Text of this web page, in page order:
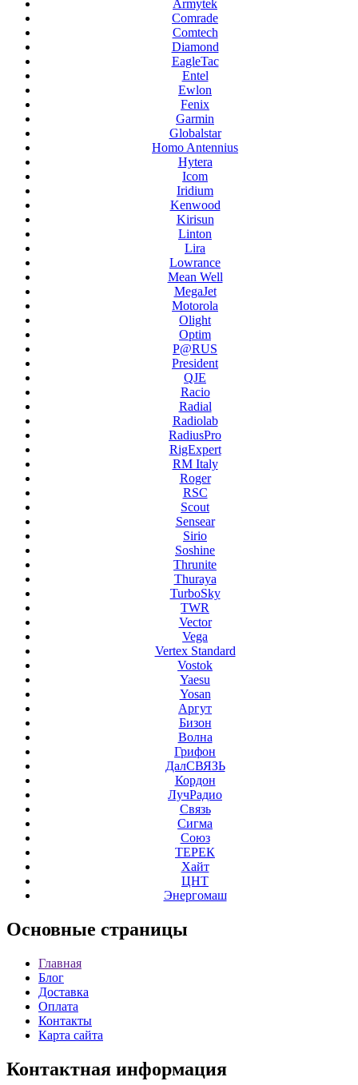
Armytek
Comrade
Comtech
Diamond
EagleTac
Entel
Ewlon
Fenix
Garmin
Globalstar
Homo Antennius
Hytera
Icom
Iridium
Kenwood
Kirisun
Linton
Lira
Lowrance
Mean Well
MegaJet
Motorola
Olight
Optim
P@RUS
President
QJE
Racio
Radial
Radiolab
RadiusPro
RigExpert
RM Italy
Roger
RSC
Scout
Sensear
Sirio
Soshine
Thrunite
Thuraya
TurboSky
TWR
Vector
Vega
Vertex Standard
Vostok
Yaesu
Yosan
Аргут
Бизон
Волна
Грифон
ДалСВЯЗЬ
Кордон
ЛучРадио
Связь
Сигма
Союз
ТЕРЕК
Хайт
ЦНТ
Энергомаш
Основные страницы
Главная
Блог
Доставка
Оплата
Контакты
Карта сайта
Контактная информация